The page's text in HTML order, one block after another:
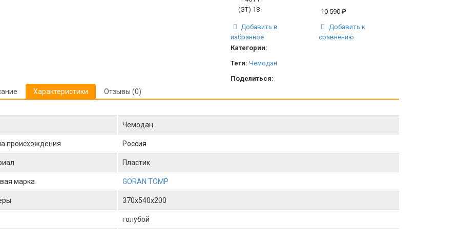
10 590₽
Добавить в
избранное
Добавить к
сравнению
Категории:
Теги: Чемодан
Поделиться:
Характеристики Отзывы (0)
Чемодан
происхождения Россия
Пластик
марка GORAN TOMP
370x540x200
голубой